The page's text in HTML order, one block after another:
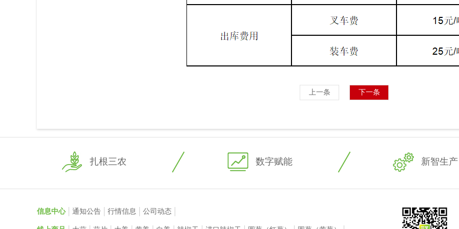
上一条 下一条
扎根三农 数字赋能 新智生产
信息中心 通知公告 行情信息 公司动态